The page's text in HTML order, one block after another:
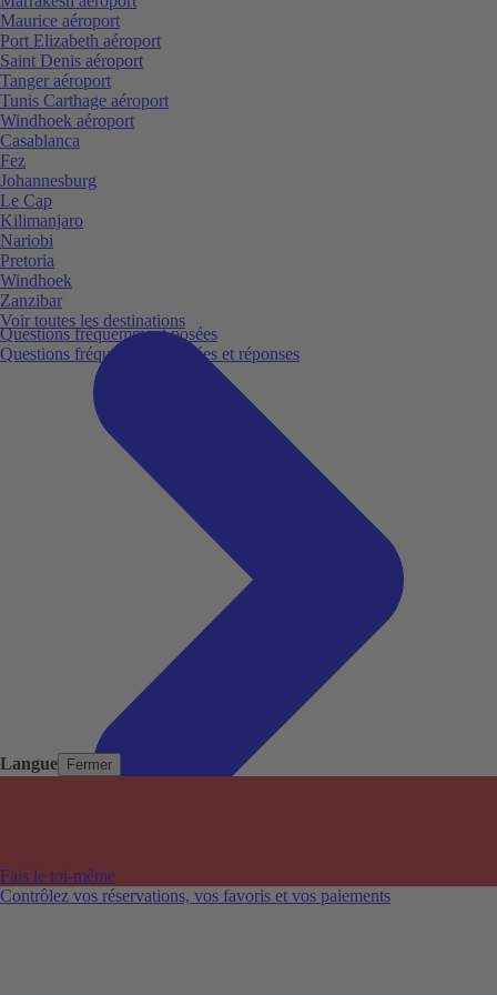
Langue Fermer
Questions fréquemment posées
Questions fréquemment posées et réponses
Fais le toi-même
Contrôlez vos réservations, vos favoris et vos paiements
Maurice aéroport
Port Elizabeth aéroport
Saint Denis aéroport
Tanger aéroport
Tunis Carthage aéroport
Windhoek aéroport
Casablanca
Fez
Johannesburg
Le Cap
Kilimanjaro
Nariobi
Pretoria
Windhoek
Zanzibar
Voir toutes les destinations
Aéroports populaires
Villes populaires
Australie